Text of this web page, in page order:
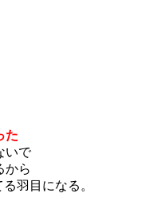
た
いで
から
羽目になる。